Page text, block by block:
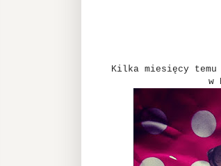
Kilka miesięcy
w